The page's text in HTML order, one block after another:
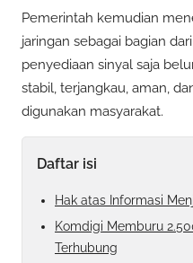
Pemerintah kemudian
jaringan sebagai bagian
penyediaan sinyal saja
stabil, terjangkau, aman,
digunakan masyarakat.
Daftar isi
Hak atas Informasi
Komdigi Memburu
Terhubung